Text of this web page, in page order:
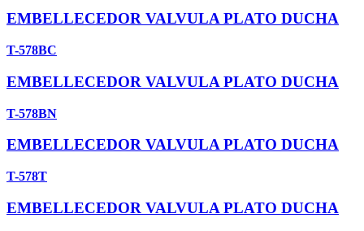
EMBELLECEDOR VALVULA PLATO DUCHA
T-578BC
EMBELLECEDOR VALVULA PLATO DUCHA
T-578BN
EMBELLECEDOR VALVULA PLATO DUCHA
T-578T
EMBELLECEDOR VALVULA PLATO DUCHA